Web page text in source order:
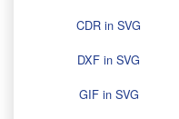
CDR in SVG
DXF in SVG
GIF in SVG